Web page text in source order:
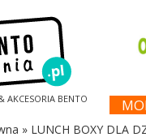
AKCESORIA BENTO
» LUNCH BOXY DLA